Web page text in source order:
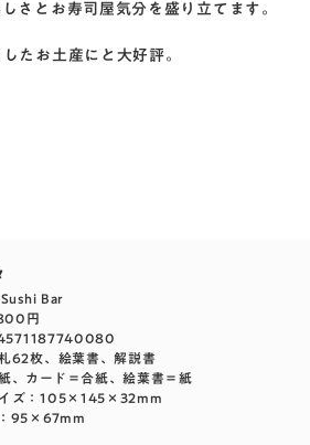
さとお寿司屋気分を盛り立てます。
たお土産にと大好評。
Bar
円
4571187740080
62枚、絵葉書、解説書
、カード＝合紙、絵葉書＝紙
イズ：105×145×32mm
95×67mm